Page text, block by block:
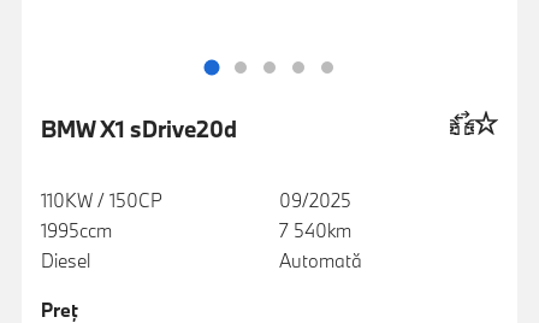
BMW X1 sDrive20d
110KW / 150CP
1995ccm
Diesel
09/2025
7 540km
Automată
Preţ